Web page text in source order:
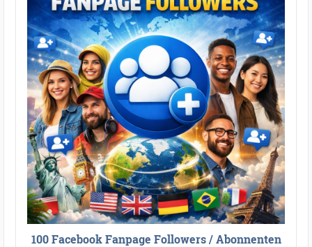
100 Facebook Fanpage Followers / Abonnenten